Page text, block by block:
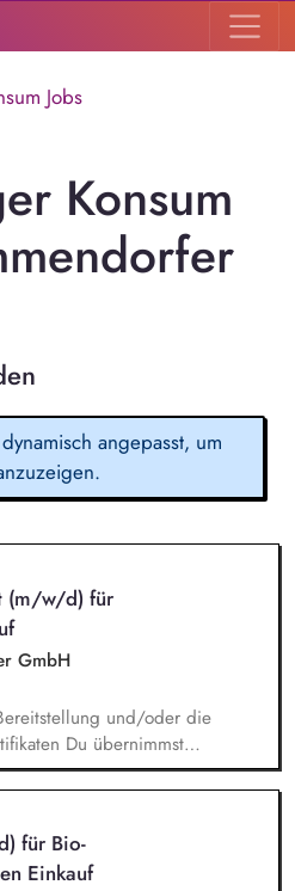
Jobs
Konsum
angepasst, um
(m/w/d) für
GmbH
und/oder die
Du übernimmst
Du hilfst bei der
dich um das
unterstützt uns bei den
kümmerst dich um das
im Bereich Einkauf
für Bio-
Einkauf